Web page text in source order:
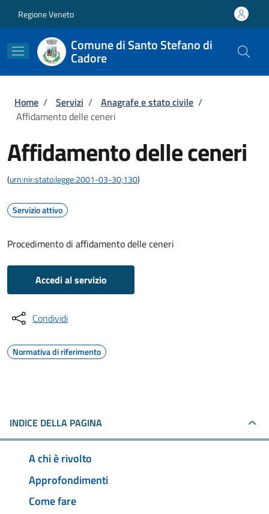
Regione Veneto
Comune di Santo Stefano di
Cadore
Briciole di pane
Home / Servizi / Anagrafe e stato civile /
Affidamento delle ceneri
Affidamento delle ceneri
(urn:nir:stato:legge:2001-03-30;130)
Servizio attivo
Procedimento di affidamento delle ceneri
Accedi al servizio
Condividi
Normativa di riferimento
INDICE DELLA PAGINA
A chi è rivolto
Approfondimenti
Come fare